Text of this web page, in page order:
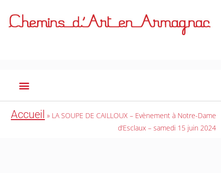
Accueil » LA SOUPE DE CAILLOUX – Evènement à Notre-Dame
d’Esclaux – samedi 15 juin 2024